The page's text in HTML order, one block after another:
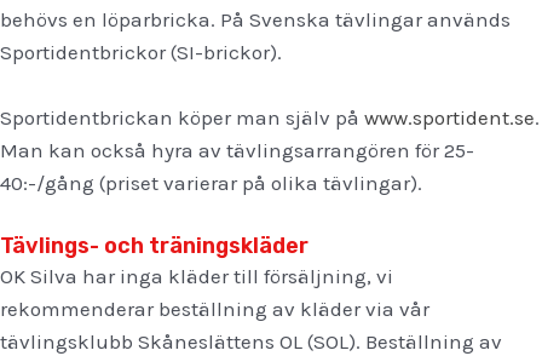
behövs en löparbricka. På Svenska tävlingar används
Sportidentbrickor (SI-brickor).
Sportidentbrickan köper man själv på www.sportident.se.
Man kan också hyra av tävlingsarrangören för 25-
40:-/gång (priset varierar på olika tävlingar).
Tävlings- och träningskläder
OK Silva har inga kläder till försäljning, vi
rekommenderar beställning av kläder via vår
tävlingsklubb Skåneslättens OL (SOL). Beställning av